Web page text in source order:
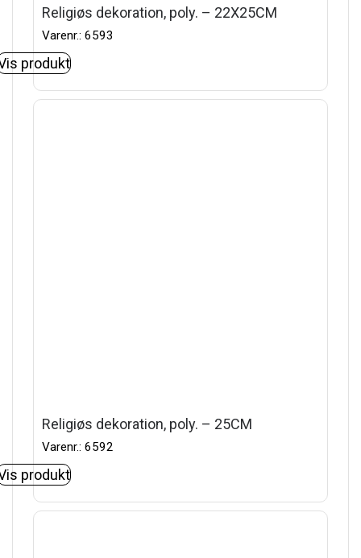
Religiøs dekoration, poly. – 22X25CM
Varenr.: 6593
produkt
Religiøs dekoration, poly. – 25CM
Varenr.: 6592
produkt